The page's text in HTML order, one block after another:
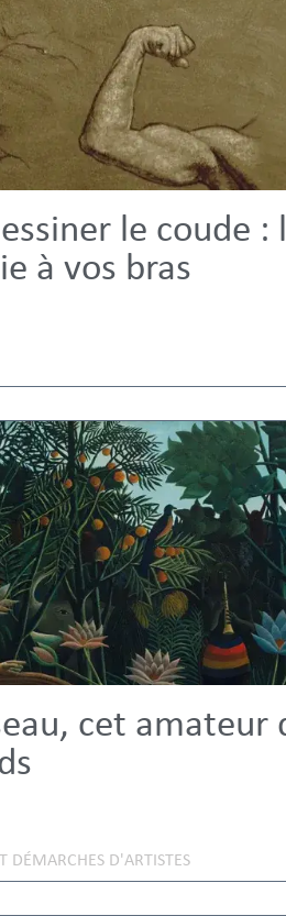
le coude :
à vos bras
cet amateur
DÉMARCHES D'ARTISTES